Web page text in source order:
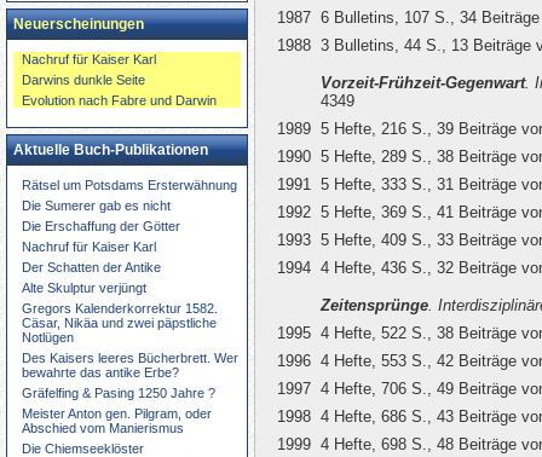
1987 6 Bulletins, 107 S., 34
1988 3 Bulletins, 44 S., 13 Beiträge
Vorzeit-Frühzeit-Gegenwart.
4349
1989 5 Hefte, 216 S., 39 Beiträge
1990 5 Hefte, 289 S., 38 Beiträge
1991
5 Hefte, 333 S., 31 Beiträge
1992 5 Hefte, 369 S., 41 Beiträge
1993 5 Hefte, 409 S., 33 Beiträge
1994 4 Hefte, 436 S., 32 Beiträge
Zeitensprünge .
1995 4 Hefte, 522 S., 38 Beiträge
1996 4 Hefte, 553 S., 42 Beiträge
1997 4 Hefte, 706 S., 49 Beiträge
1998 4 Hefte, 686 S., 43 Beiträge
1999 4 Hefte, 698 S., 48 Beiträge
Neuerscheinungen
Nachruf für Kaiser Karl
Darwins dunkle Seite
Evolution nach Fabre und Darwin
Aktuelle Buch-Publikationen
Rätsel um Potsdams Ersterwähnung
Die Sumerer gab es nicht
Die Erschaffung der Götter
Nachruf für Kaiser Karl
Der Schatten der Antike
Alte Skulptur verjüngt
Gregors Kalenderkorrektur 1582.
Cäsar, Nikäa und zwei päpstliche
Notlügen
Des Kaisers leeres Bücherbrett. Wer
bewahrte das antike Erbe?
Gräfelfing & Pasing 1250 Jahre ?
Meister Anton gen. Pilgram, oder
Abschied vom Manierismus
Die Chiemseeklöster